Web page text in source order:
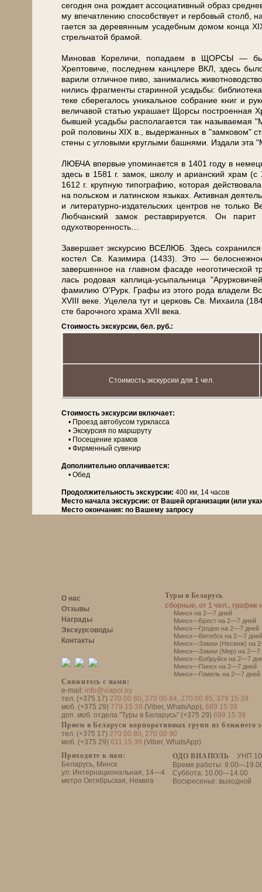
се­год­ня она рождает ассоциативный об­раз
му впечатлению спо­соб­ству­ет и гербовый столб,
га­ет­ся за де­ре­вян­ным усадебным до­мом кон­ца
стрельчатой брамой.
Миновав Ко­ре­ли­чи, по­па­да­ем в ЩОРСЫ —
Хрептовиче, последнем канцлере ВКЛ, здесь
ва­ри­ли отличное пи­во, за­ни­ма­лись
ни­лись фраг­мен­ты ста­рин­ной усадь­бы:
те­ке сберегалось уникальное со­бра­ние книг и
величавой статью украшает Щор­сы по­стро­ен­ная
быв­шей усадь­бы рас­по­ла­га­ет­ся так на­зы­ва­е­мая
рой по­ло­ви­ны ХIX в., выдержанных в "замковом"
сте­ны с уг­ло­вы­ми круглыми баш­ня­ми. Издали эта
ЛЮБЧА впер­вые упо­ми­на­ет­ся в 1401 го­ду в
здесь в 1581 г. за­мок, шко­лу и арианский храм
1612 г. крупную типографию, ко­то­рая
на польском и латинском языках. Активная
и литературно-издательских цен­тров не
Любчанский за­мок реставрируется. Он
одухотворенность…
За­вер­ша­ет экс­кур­сию ВСЕЛЮБ. Здесь
ко­стел Св. Казимира (1433). Это —
завершенное на главном фа­са­де
лась родовая каплица-усыпальница
фамилию О'Рурк. Графы из это­го ро­да вла­де­ли
ХVІІІ ве­ке. Уцелела тут и цер­ковь Св. Ми­ха­и­ла
сте барочного хра­ма ХVІІ ве­ка.
Стоимость экскурсии, бел. руб.:
Стоимость экскурсии для 1 чел.
Сто­и­мость экс­кур­сии вклю­ча­ет:
• Проезд ав­то­бу­сом турк­лас­са
• Экс­кур­сия по марш­ру­ту
• По­се­ще­ние хра­мов
• Фирменный су­ве­нир
Дополнительно опла­чи­ва­ет­ся:
• Обед
Про­дол­жи­тель­ность экс­кур­сии: 400 км, 14 ча­сов
Место начала экскурсии: от Вашей организации (или
Место окончания: по Вашему запросу
О нас
Отзывы
Награды
Экскурсоводы
Контакты
Свяжитесь с нами:
e-mail: info@viapol.by
тел. (+375 17) 270 00 60, 270 00 84, 270 00 85, 379 15 39
моб. (+375 29) 779 15 39 (Viber, WhatsApp), 689 15 39
доп. моб. отдела "Туры в Беларусь" (+375 29) 699 15 39
Прием в Беларуси корпоративных групп из ближнего
тел. (+375 17) 270 00 80, 270 00 90
моб. (+375 29) 611 15 39 (Viber, WhatsApp)
ОДО ВИАПОЛЬ
УНП
Время работы:
Суббота: 10.00—14.00
Воскресенье: выходной
Приходите к нам:
Беларусь, Минск
ул. Интернациональная, 14—4
метро Октябрьская, Немига
Туры в Беларусь
сборные, от 1 чел., график
Минск на 2—7 дней
Минск—Брест на 2—7 дней
Минск—Гродно на 2—7 дней
Минск—Витебск на 2—7 дней
Минск—Замки (Несвиж) на
Минск—Замки (Мир) на 2—7
Минск—Бобруйск на 2—7
Минск—Пинск на 2—7 дней
Минск—Гомель на 2—7 дней